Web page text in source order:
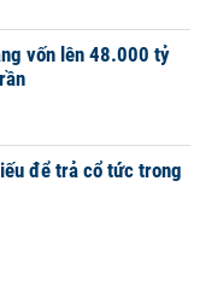
vốn lên 48.000 tỷ
để trả cổ tức trong